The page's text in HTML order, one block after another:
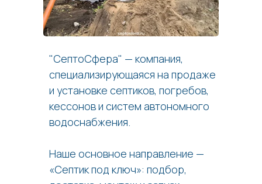
"СептоСфера" — компания,
специализирующаяся на продаже
и установке септиков, погребов,
кессонов и систем автономного
водоснабжения.
Наше основное направление —
«Септик под ключ»: подбор,